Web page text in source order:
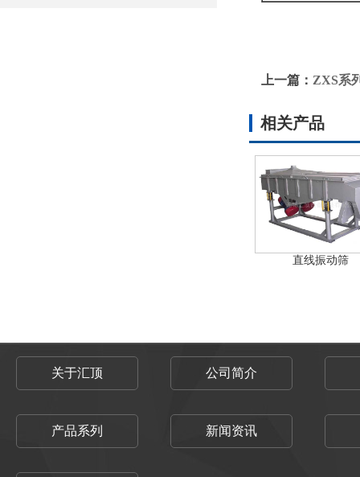
上一篇： ZXS系
相关产品
直线振动筛
关于汇顶 公司简介
产品系列 新闻资讯